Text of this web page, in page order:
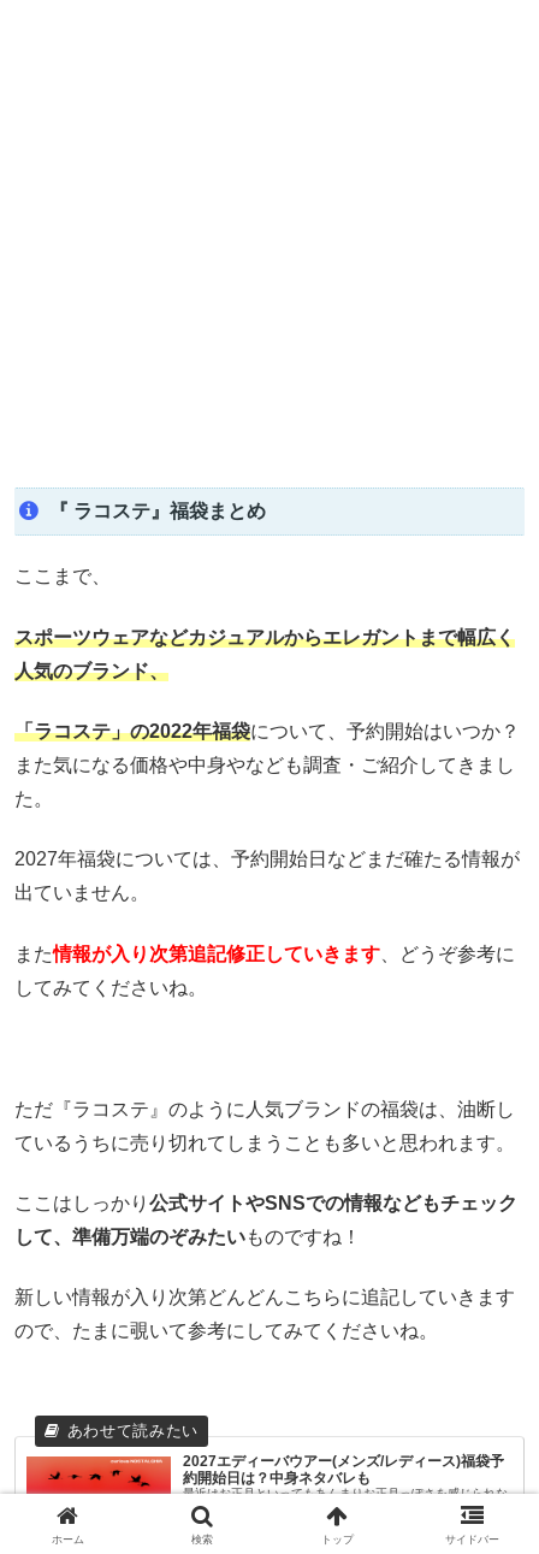
『 ラコステ』福袋まとめ
ここまで、
スポーツウェアなどカジュアルからエレガントまで幅広く
人気のブランド、
「ラコステ」の2022年福袋について、予約開始はいつか？
また気になる価格や中身やなども調査・ご紹介してきまし
た。
2027年福袋については、予約開始日などまだ確たる情報が
出ていません。
また情報が入り次第追記修正していきます 、どうぞ参考に
してみてくださいね。
ただ『ラコステ』のように人気ブランドの福袋は、油断し
ているうちに売り切れてしまうことも多いと思われます。
ここはしっかり 公式サイトやSNSでの情報などもチェック
して、準備万端のぞみたいものですね！
新しい情報が入り次第どんどんこちらに追記していきます
ので、たまに覗いて参考にしてみてくださいね。
2027エディーバウアー(メンズ/レディース)福袋予
約開始日は？中身ネタバレも
最近はお正月といってもあんまりお正月っぽさを感じられな
くなっている日本ですが、それでもやっぱり楽しみなのが、
おせち料理？初詣？初売り！福袋!! そう、福袋といっても最
近のものは11月頃から早々に予約が開始されたり、人気ショ
ップやブランドのも...
ホーム 検索 トップ サイドバー